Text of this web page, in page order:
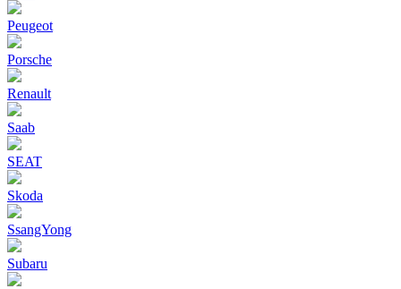
Peugeot
Porsche
Renault
Saab
SEAT
Skoda
SsangYong
Subaru